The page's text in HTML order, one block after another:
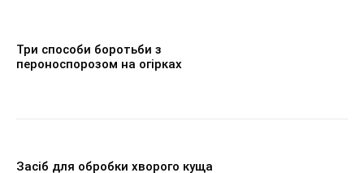
Три способи боротьби з
пероноспорозом на огірках
Засіб для обробки хворого куща